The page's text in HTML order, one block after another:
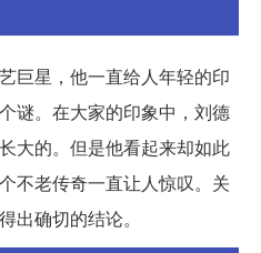
巨星，他一直给人年轻的印
谜。在大家的印象中，刘德
大的。但是他看起来却如此
不老传奇一直让人惊叹。关
出确切的结论。